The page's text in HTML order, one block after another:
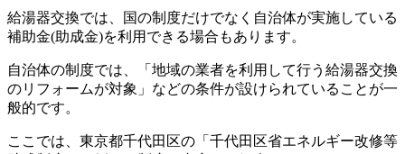
給湯器交換では、国の制度だけでなく自治体が実施している
補助金(助成金)を利用できる場合もあります。
自治体の制度では、「地域の業者を利用して行う給湯器交換
のリフォームが対象」などの条件が設けられていることが一
般的です。
ここでは、東京都千代田区の「千代田区省エネルギー改修等